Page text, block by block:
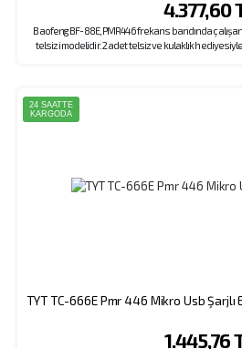
4.377,60
Baofeng BF-88E, PMR446 frekans bandında
telsizi modelidir. 2 adet telsiz ve kulaklık
24 SAATTE
KARGODA
TYT TC-666E Pmr 446 Mikro Usb Şarjlı
1.445,76